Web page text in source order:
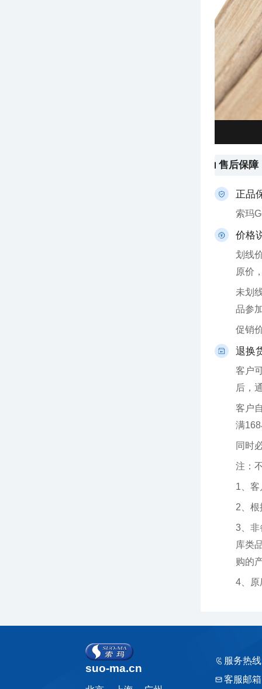
售后保障
正品
索玛
价格
原价
品参
促销
退换
后，
满
同时
注：
1、
2、
购的
4、原
suo-ma.cn
服务热
客服邮